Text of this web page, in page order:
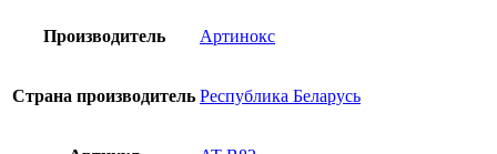
Производитель Артинокс
Страна производитель Республика Беларусь